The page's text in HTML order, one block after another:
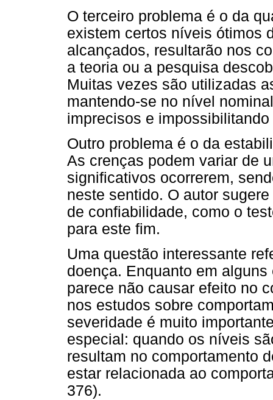
O terceiro problema é o da
existem certos níveis ótimos
alcançados, resultarão nos
a teoria ou a pesquisa
Muitas vezes são utilizadas
mantendo-se no nível
imprecisos e
Outro problema é o da
As crenças podem variar de
significativos ocorrerem,
neste sentido. O autor
de confiabilidade, como o
para este fim.
Uma questão interessante
doença. Enquanto em
parece não causar efeito no
nos estudos sobre
severidade é muito
especial: quando os níveis
resultam no comportamento
estar relacionada ao
376).